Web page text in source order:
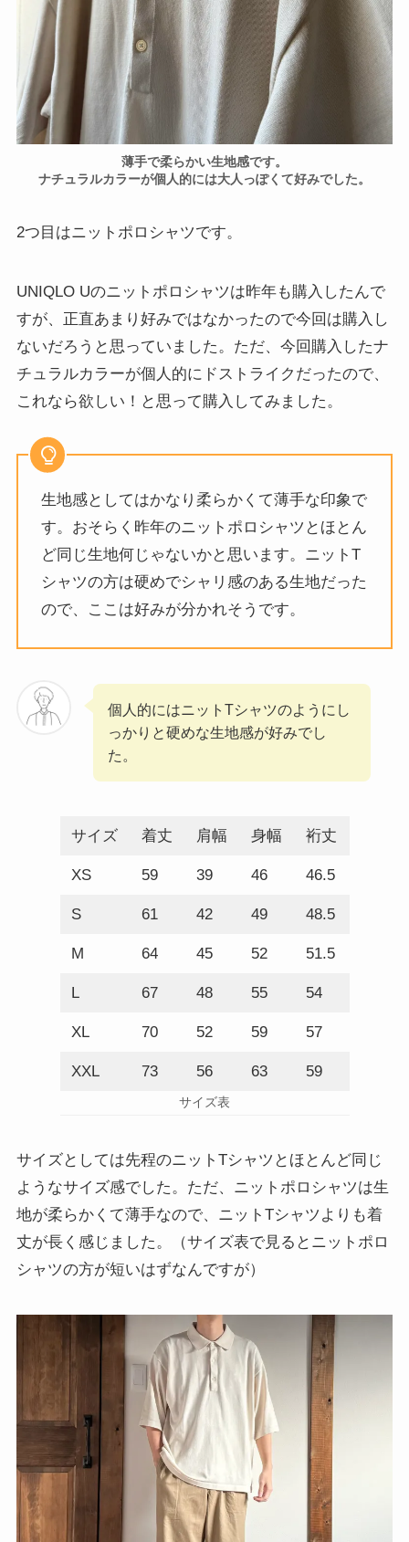
薄手で柔らかい生地感です。
ナチュラルカラーが個人的には大人っぽくて好みでした。
2つ目はニットポロシャツです。
UNIQLO Uのニットポロシャツは昨年も購入したんで
すが、正直あまり好みではなかったので今回は購入し
ないだろうと思っていました。ただ、今回購入したナ
チュラルカラーが個人的にドストライクだったので、
これなら欲しい！と思って購入してみました。
生地感としてはかなり柔らかくて薄手な印象で
す。おそらく昨年のニットポロシャツとほとん
ど同じ生地何じゃないかと思います。ニットT
シャツの方は硬めでシャリ感のある生地だった
ので、ここは好みが分かれそうです。
個人的にはニットTシャツのようにし
っかりと硬めな生地感が好みでし
た。
サイズ 着丈 肩幅 身幅 裄丈
XS 59 39 46 46.5
S 61 42 49 48.5
M 64 45 52 51.5
L 67 48 55 54
XL 70 52 59 57
XXL 73 56 63 59
サイズ表
サイズとしては先程のニットTシャツとほとんど同じ
ようなサイズ感でした。ただ、ニットポロシャツは生
地が柔らかくて薄手なので、ニットTシャツよりも着
丈が長く感じました。（サイズ表で見るとニットポロ
シャツの方が短いはずなんですが）